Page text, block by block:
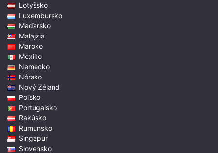
Lotyšsko
Luxembursko
Maďarsko
Malajzia
Maroko
Mexiko
Nemecko
Nórsko
Nový Zéland
Poľsko
Portugalsko
Rakúsko
Rumunsko
Singapur
Slovensko